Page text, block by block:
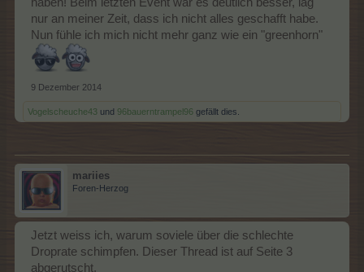
nur an meiner Zeit, dass ich nicht alles geschafft habe.
Nun fühle ich mich nicht mehr ganz wie ein "greenhorn"
9 Dezember 2014
Vogelscheuche43 und 96bauerntrampel96 gefällt dies.
mariies
Foren-Herzog
Jetzt weiss ich, warum soviele über die schlechte
Droprate schimpfen. Dieser Thread ist auf Seite 3
abgerutscht.